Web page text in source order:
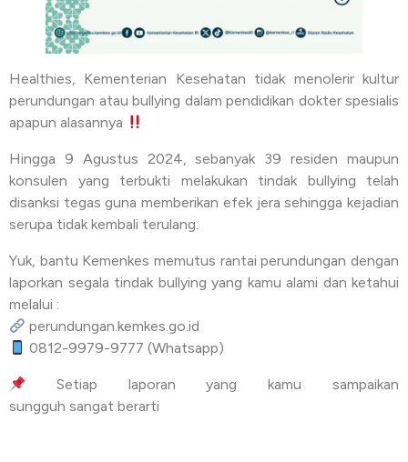
Healthies, Kementerian Kesehatan tidak menolerir kultur
perundungan atau bullying dalam pendidikan dokter spesialis
apapun alasannya
Hingga 9 Agustus 2024, sebanyak 39 residen maupun
konsulen yang terbukti melakukan tindak bullying telah
disanksi tegas guna memberikan efek jera sehingga kejadian
serupa tidak kembali terulang.
Yuk, bantu Kemenkes memutus rantai perundungan dengan
laporkan segala tindak bullying yang kamu alami dan ketahui
melalui :
perundungan.kemkes.go.id
0812-9979-9777 (Whatsapp)
Setiap laporan yang kamu sampaikan
sungguh sangat berarti